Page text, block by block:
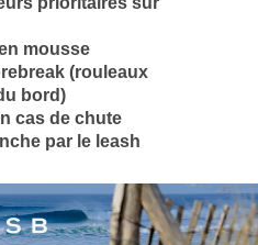
mousse
(rouleaux
bord)
cas de chute
par le leash